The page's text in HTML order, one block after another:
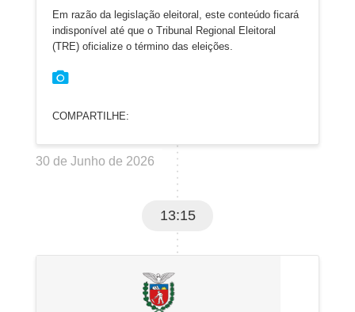
Em razão da legislação eleitoral, este conteúdo ficará
indisponível até que o Tribunal Regional Eleitoral
(TRE) oficialize o término das eleições.
COMPARTILHE:
30 de Junho de 2026
13:15